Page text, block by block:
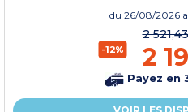
du 26/08/2026
-12%
2
2
Payez en